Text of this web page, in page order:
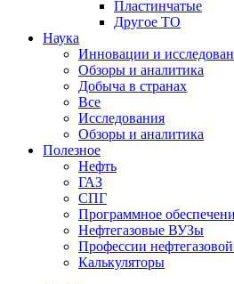
Пластинчатые
Другое ТО
Наука
Инновации и
Обзоры и аналитика
Добыча в странах
Все
Исследования
Обзоры и аналитика
Полезное
Нефть
ГАЗ
СПГ
Программное
Нефтегазовые ВУЗы
Профессии
Калькуляторы